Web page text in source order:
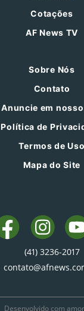
Cotações
AF News TV
Sobre Nós
Contato
Anuncie em
Política de
Termos de Uso
Mapa do Site
(41) 3236-2017
Desenvolvido com